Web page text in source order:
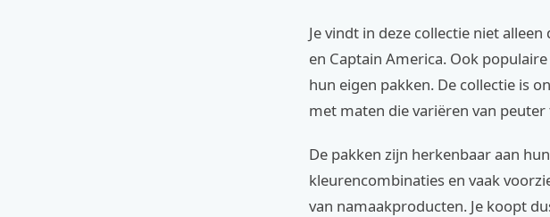
Je vindt in deze collectie niet
en Captain America. Ook
hun eigen pakken. De collectie is
met maten die variëren van peuter
De pakken zijn herkenbaar aan
kleurencombinaties en vaak
van namaakproducten. Je koopt